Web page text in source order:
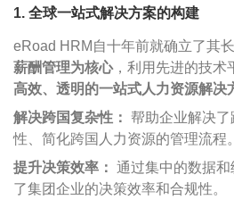
1. 全球一站式解决方案的构建
eRoad HRM 自十年前就确立了其
薪酬管理为核心，利用先进的技术
高效、透明的一站式人力资源解决
解决跨国复杂性： 帮助企业解决
性、简化跨国人力资源的管理流程。
提升决策效率： 通过集中的数据
了集团企业的决策效率和合规性。